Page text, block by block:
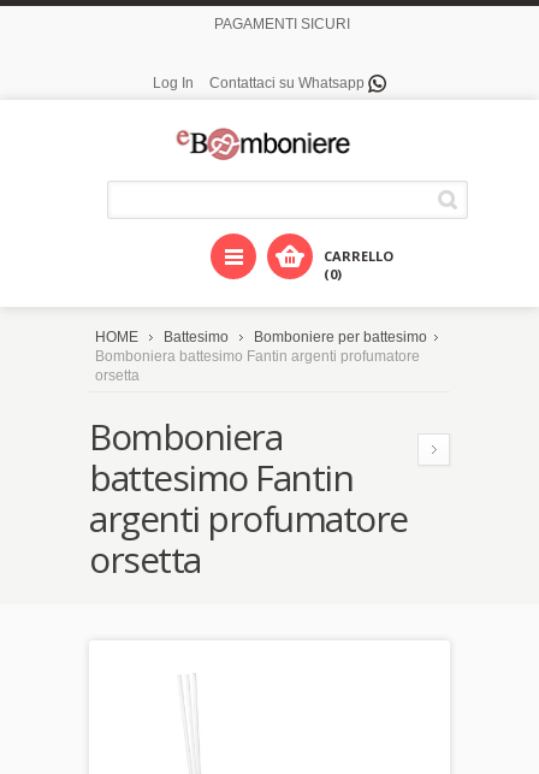
PAGAMENTI SICURI
Log In Contattaci su Whatsapp
CARRELLO
(0)
HOME Battesimo
Bomboniere per battesimo
Bomboniera battesimo Fantin argenti profumatore
orsetta
Bomboniera
battesimo Fantin
argenti profumatore
orsetta